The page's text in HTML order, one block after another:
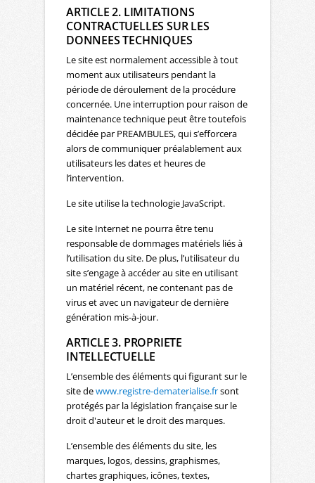
ARTICLE 2. LIMITATIONS
CONTRACTUELLES SUR LES
DONNEES TECHNIQUES
Le site est normalement accessible à tout
moment aux utilisateurs pendant la
période de déroulement de la procédure
concernée. Une interruption pour raison de
maintenance technique peut être toutefois
décidée par PREAMBULES, qui s’efforcera
alors de communiquer préalablement aux
utilisateurs les dates et heures de
l’intervention.
Le site utilise la technologie JavaScript.
Le site Internet ne pourra être tenu
responsable de dommages matériels liés à
l’utilisation du site. De plus, l’utilisateur du
site s’engage à accéder au site en utilisant
un matériel récent, ne contenant pas de
virus et avec un navigateur de dernière
génération mis-à-jour.
ARTICLE 3. PROPRIETE
INTELLECTUELLE
L’ensemble des éléments qui figurant sur le
site dewww.registre-dematerialise.frsont
protégés par la législation française sur le
droit d'auteur et le droit des marques.
L’ensemble des éléments du site, les
marques, logos, dessins, graphismes,
chartes graphiques, icônes, textes,